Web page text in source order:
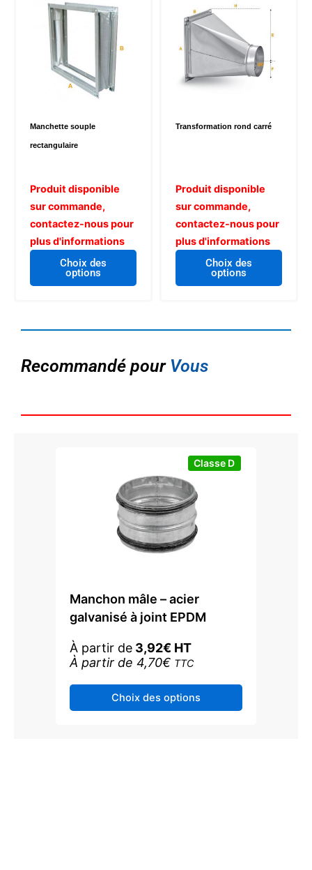
Manchette souple
rectangulaire
Produit disponible
sur commande,
contactez-nous pour
plus d'informations
Choix des
options
Transformation rond carré
Produit disponible
sur commande,
contactez-nous pour
plus d'informations
Choix des
options
Recommandé pour Vous
Classe D
Manchon mâle – acier
galvanisé à joint EPDM
À partir de 3,92€ HT
À partir de 4,70€ TTC
Choix des options
produit